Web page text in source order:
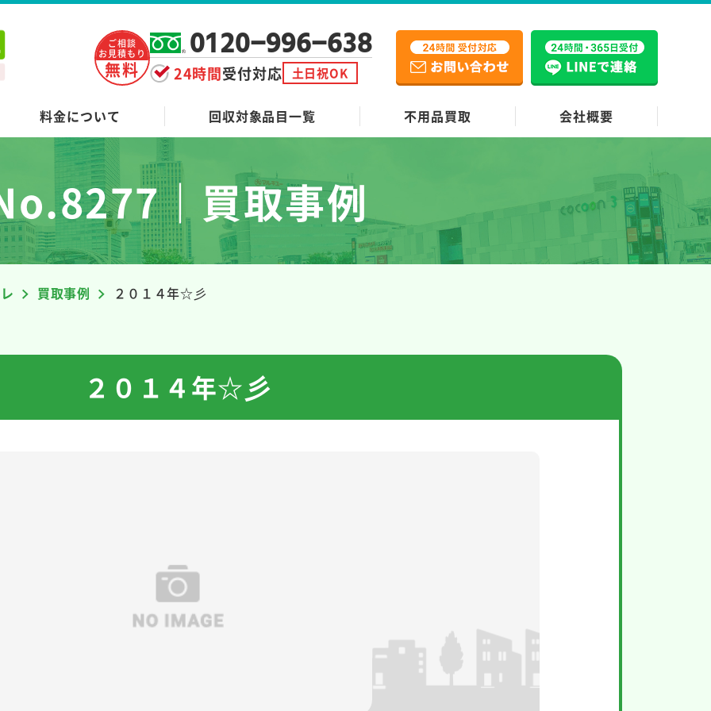
ご相談
お見積もり
無料
0120-996-638
24時間受付対応 土日祝OK
料金について 回収対象品目一覧 不用品買取 会社概要
｜買取事例
買取事例 ２０１４年☆彡
２０１４年☆彡